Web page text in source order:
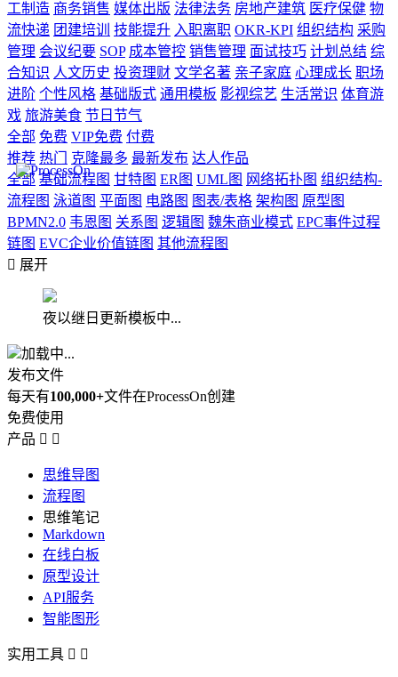
工制造 商务销售 媒体出版 法律法务 房地产建筑 医疗保健 物
流快递 团建培训 技能提升 入职离职 OKR-KPI 组织结构 采购
管理 会议纪要 SOP 成本管控 销售管理 面试技巧 计划总结 综
合知识 人文历史 投资理财 文学名著 亲子家庭 心理成长 职场
进阶 个性风格 基础版式 通用模板 影视综艺 生活常识 体育游
戏 旅游美食 节日节气
全部 免费 VIP免费 付费
推荐 热门 克隆最多 最新发布 达人作品
全部 基础流程图 甘特图 ER图 UML图 网络拓扑图 组织结构-
流程图 泳道图 平面图 电路图 图表/表格 架构图 原型图
BPMN2.0 韦恩图 关系图 逻辑图 魏朱商业模式 EPC事件过程
链图 EVC企业价值链图 其他流程图
 展开
夜以继日更新模板中...
加载中...
发布文件
每天有100,000+文件在ProcessOn创建
免费使用
产品  
思维导图
流程图
思维笔记
Markdown
在线白板
原型设计
API服务
智能图形
实用工具  